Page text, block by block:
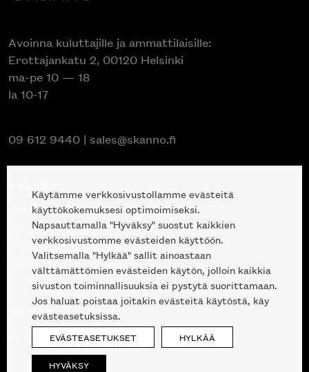
Avoinna kuluttajille ja ammattilaisille:
Erottajankatu 2, 00120 Helsinki
ma-pe 10 — 18
la 10-17
09 612 9440 | sales@skanno.fi
Tuotteet
Suunnittelupalvelu
Projektimyynti
Liike Helsingin keskustassa
Outlet
Poistuvat mallikappaleet
Käytämme verkkosivustollamme evästeitä
käyttökokemuksesi optimoimiseksi.
Napsauttamalla "Hyväksy" suostut kaikkien
verkkosivustomme evästeiden käyttöön.
Valitsemalla "Hylkää" sallit ainoastaan
välttämättömien evästeiden käytön, jolloin kaikkia
sivuston toiminnallisuuksia ei pystytä suorittamaan.
Jos haluat poistaa joitakin evästeitä käytöstä, käy
evästeasetuksissa.
EVÄSTEASETUKSET HYLKÄÄ
HYVÄKSY